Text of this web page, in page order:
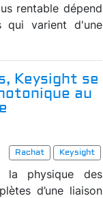
rentable dépend
qui varient d'une
Keysight se
au
Rachat
Keysight
la physique des
d’une liaison